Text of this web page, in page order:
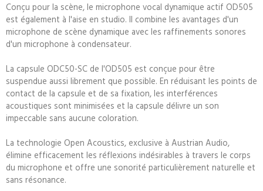
Conçu pour la scène, le microphone vocal dynamique actif OD505
est également à l'aise en studio. Il combine les avantages d'un
microphone de scène dynamique avec les raffinements sonores
d'un microphone à condensateur.
La capsule ODC50-SC de l'OD505 est conçue pour être
suspendue aussi librement que possible. En réduisant les points de
contact de la capsule et de sa fixation, les interférences
acoustiques sont minimisées et la capsule délivre un son
impeccable sans aucune coloration.
La technologie Open Acoustics, exclusive à Austrian Audio,
élimine efficacement les réflexions indésirables à travers le corps
du microphone et offre une sonorité particulièrement naturelle et
sans résonance.